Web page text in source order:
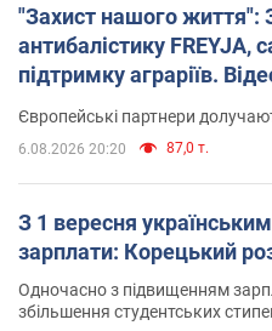
"Захист нашого життя":
антибалістику FREYJA,
підтримку аграріїв.
Європейські партнери
6.08.2026 20:20 87,0 т.
З 1 вересня
зарплати: Корецький
Одночасно з підвищенням
збільшення студентських